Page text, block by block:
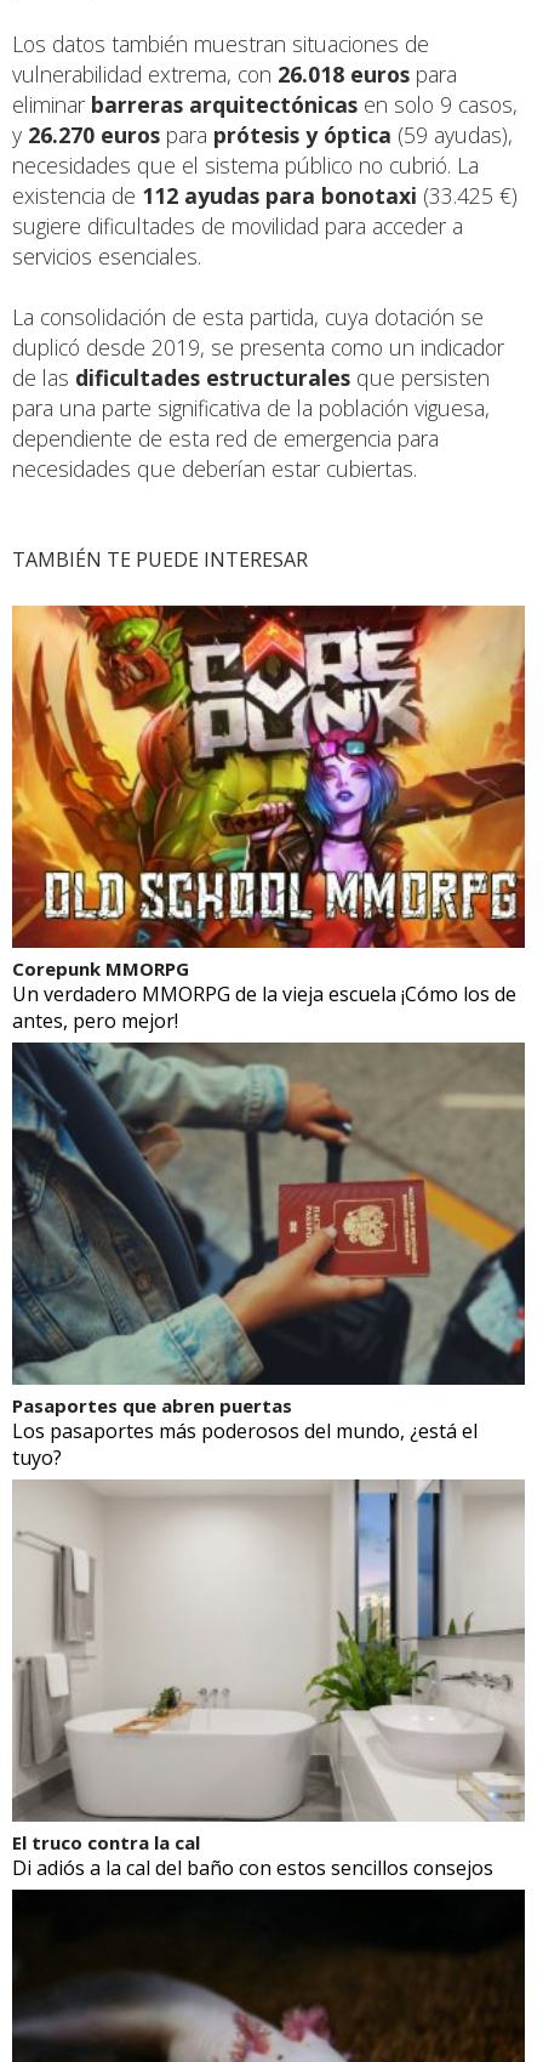
Los datos también muestran situaciones de
vulnerabilidad extrema, con 26.018 euros para
eliminar barreras arquitectónicas en solo 9 casos,
y 26.270 euros para prótesis y óptica (59 ayudas),
necesidades que el sistema público no cubrió. La
existencia de 112 ayudas para bonotaxi (33.425 €)
sugiere dificultades de movilidad para acceder a
servicios esenciales.
La consolidación de esta partida, cuya dotación se
duplicó desde 2019, se presenta como un indicador
de las dificultades estructurales que persisten
para una parte significativa de la población viguesa,
dependiente de esta red de emergencia para
necesidades que deberían estar cubiertas.
TAMBIÉN TE PUEDE INTERESAR
Corepunk MMORPG
Un verdadero MMORPG de la vieja escuela ¡Cómo los de
antes, pero mejor!
Pasaportes que abren puertas
Los pasaportes más poderosos del mundo, ¿está el
tuyo?
El truco contra la cal
Di adiós a la cal del baño con estos sencillos consejos